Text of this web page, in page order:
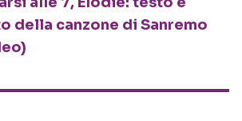
della canzone di Sanremo